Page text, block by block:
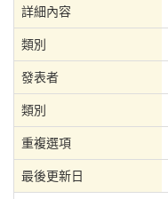
詳細內容
類別
發表者
類別
重複選項
最後更新日